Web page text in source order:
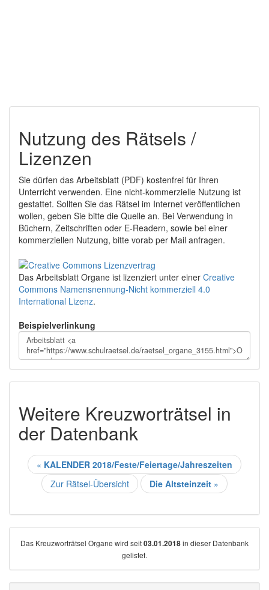
Nutzung des Rätsels /
Lizenzen
Sie dürfen das Arbeitsblatt (PDF) kostenfrei für Ihren
Unterricht verwenden. Eine nicht-kommerzielle Nutzung ist
gestattet. Sollten Sie das Rätsel im Internet veröffentlichen
wollen, geben Sie bitte die Quelle an. Bei Verwendung in
Büchern, Zeitschriften oder E-Readern, sowie bei einer
kommerziellen Nutzung, bitte vorab per Mail anfragen.
Das Arbeitsblatt Organe ist lizenziert unter einer Creative
Commons Namensnennung-Nicht kommerziell 4.0
International Lizenz.
Beispielverlinkung
Weitere Kreuzworträtsel in
der Datenbank
« KALENDER 2018/Feste/Feiertage/Jahreszeiten
Zur Rätsel-Übersicht
Die Altsteinzeit »
Das Kreuzworträtsel Organe wird seit03.01.2018in dieser Datenbank
gelistet.